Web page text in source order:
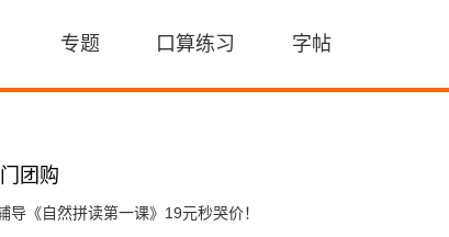
专题 口算练习 字帖
团购
导《自然拼读第一课》19元秒哭价！